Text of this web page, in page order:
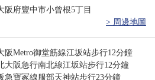
阪府豐中市小曾根5丁目
> 周邊地圖
阪Metro御堂筋線江坂站步行12分鐘
大阪急行南北線江坂站步行12分鐘
急寶冢線服部天神站步行23分鐘